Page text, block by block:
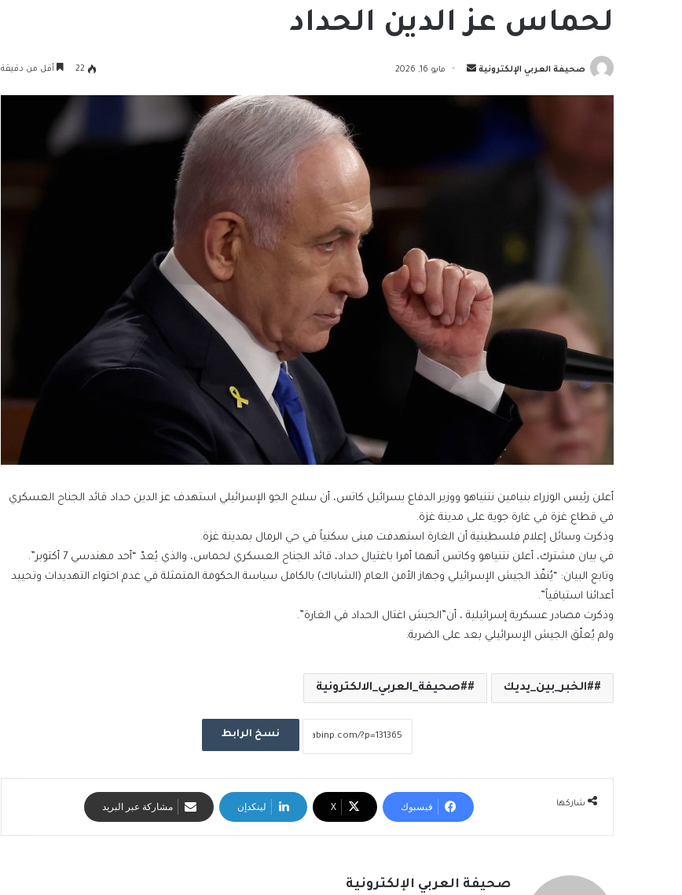
لحماس عز الدين الحداد
صحيفة العربي الإلكترونية
أرسل مايو 16, 2026 22 أقل من دقيقة
أعلن رئيس الوزراء بنيامين نتنياهو ووزير الدفاع يسرائيل كاتس، أن سلاح الجو الإسرائيلي استهدف عز الدين حداد قائد الجناح العسكري
في قطاع غزة في غارة جوية على مدينة غزة.
وذكرت وسائل إعلام فلسطينية أن الغارة استهدفت مبنى سكنياً في حي الرمال بمدينة غزة.
في بيان مشترك، أعلن نتنياهو وكاتس أنهما أمرا باغتيال حداد، قائد الجناح العسكري لحماس، والذي يُعدّ “أحد مهندسي 7 أكتوبر”.
وتابع البيان: “يُنفّذ الجيش الإسرائيلي وجهاز الأمن العام (الشاباك) بالكامل سياسة الحكومة المتمثلة في عدم احتواء التهديدات وتحييد
أعدائنا استباقياً”.
وذكرت مصادر عسكرية إسرائيلية ، أن”الجيش اغتال الحداد في الغارة”.
ولم يُعلّق الجيش الإسرائيلي بعد على الضربة.
#الخبر_بين_يديك #صحيفة_العربي_الالكترونية
نسخ الرابط
شاركها فيسبوك ‫X لينكدإن مشاركة عبر البريد
صحيفة العربي الإلكترونية